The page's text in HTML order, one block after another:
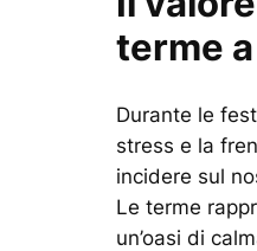
terme
Durante le
stress e la
incidere sul
Le terme
un’oasi di